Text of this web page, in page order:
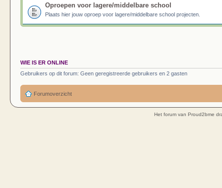
Oproepen voor lagere/middelbare school
Plaats hier jouw oproep voor lagere/middelbare school projecten.
WIE IS ER ONLINE
Gebruikers op dit forum: Geen geregistreerde gebruikers en 2 gasten
Forumoverzicht
Het forum van Proud2bme